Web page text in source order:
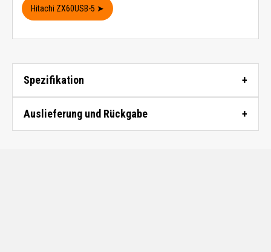
Hitachi ZX60USB-5 ➤
Spezifikation
Auslieferung und Rückgabe